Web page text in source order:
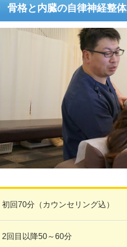
骨格と内臓の自律神経整体
初回70分（カウンセリング込）
2回目以降50～60分